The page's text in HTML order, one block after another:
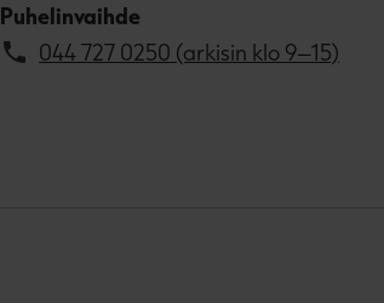
Puhelinvaihde
044 727 0250 (arkisin klo 9–15)